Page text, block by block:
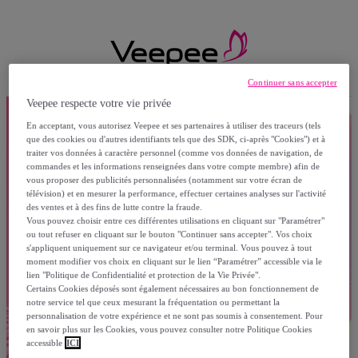
Veepee respecte votre vie privée
En acceptant, vous autorisez Veepee et ses partenaires à utiliser des traceurs (tels
que des cookies ou d'autres identifiants tels que des SDK, ci-après "Cookies") et à
traiter vos données à caractère personnel (comme vos données de navigation, de
commandes et les informations renseignées dans votre compte membre) afin de
vous proposer des publicités personnalisées (notamment sur votre écran de
télévision) et en mesurer la performance, effectuer certaines analyses sur l'activité
des ventes et à des fins de lutte contre la fraude.
Vous pouvez choisir entre ces différentes utilisations en cliquant sur "Paramétrer"
ou tout refuser en cliquant sur le bouton "Continuer sans accepter". Vos choix
s'appliquent uniquement sur ce navigateur et/ou terminal. Vous pouvez à tout
moment modifier vos choix en cliquant sur le lien “Paramétrer” accessible via le
lien "Politique de Confidentialité et protection de la Vie Privée".
Certains Cookies déposés sont également nécessaires au bon fonctionnement de
notre service tel que ceux mesurant la fréquentation ou permettant la
personnalisation de votre expérience et ne sont pas soumis à consentement. Pour
en savoir plus sur les Cookies, vous pouvez consulter notre Politique Cookies
accessible ICI
Continuer sans accepter